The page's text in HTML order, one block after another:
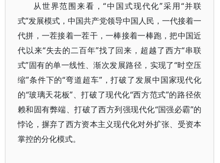
从世界范围来看，“中国式现代化”采用“并联
式”发展模式，中国共产党领导中国人民，一代接着一
代拼，一茬接着一茬干，一棒接着一棒跑，把中国近
代以来“失去的二百年”找了回来，超越了西方“串联
式”固有的单一线性、渐次发展路径，实现了“时空压
缩”条件下的“弯道超车”，打破了发展中国家现代化
的“玻璃天花板”、打破了现代化“西方范式”的路径依
赖和固有弊端、打破了西方列强现代化“国强必霸”的
悖论，摒弃了西方资本主义现代化对外扩张、受资本
掌控的分化模式。